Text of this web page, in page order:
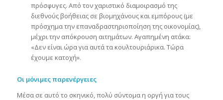
πρόσφυγες. Από τον χαριστικό διαμοιρασμό της
διεθνούς βοήθειας σε βιομηχάνους και εμπόρους (με
πρόσχημα την επαναδραστηριοποίηση της οικονομίας),
μέχρι την απόκρουση αιτημάτων. Αγαπημένη ατάκα:
«Δεν είναι ώρα για αυτά τα κουλτουριάρικα. Τώρα
έχουμε κατοχή».
Οι μόνιμες παρενέργειες
Μέσα σε αυτό το σκηνικό, πολύ σύντομα η οργή για τους